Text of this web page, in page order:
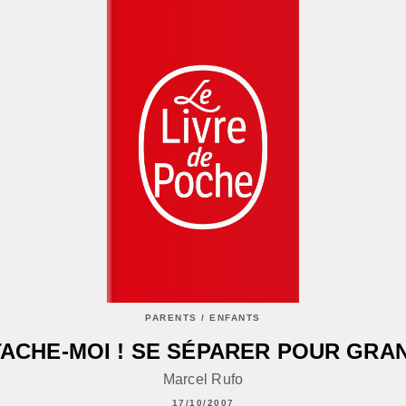
PARENTS / ENFANTS
MOI ! SE SÉPARER POUR
Marcel Rufo
17/10/2007